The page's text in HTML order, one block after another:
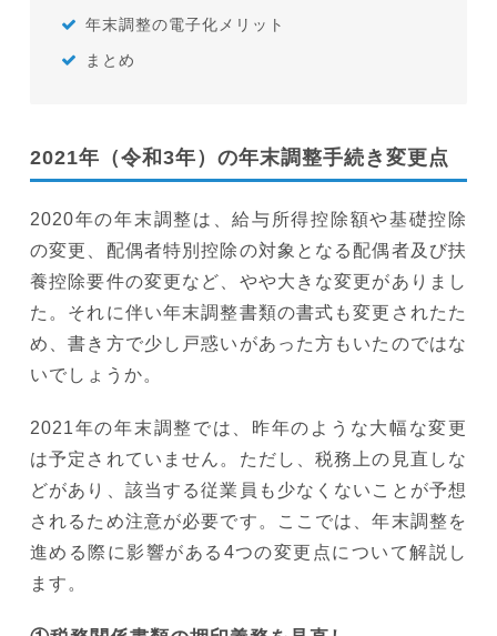
年末調整の電子化メリット
まとめ
2021年（令和3年）の年末調整手続き変更点
2020年の年末調整は、給与所得控除額や基礎控除
の変更、配偶者特別控除の対象となる配偶者及び扶
養控除要件の変更など、やや大きな変更がありまし
た。それに伴い年末調整書類の書式も変更されたた
め、書き方で少し戸惑いがあった方もいたのではな
いでしょうか。
2021年の年末調整では、昨年のような大幅な変更
は予定されていません。ただし、税務上の見直しな
どがあり、該当する従業員も少なくないことが予想
されるため注意が必要です。ここでは、年末調整を
進める際に影響がある4つの変更点について解説し
ます。